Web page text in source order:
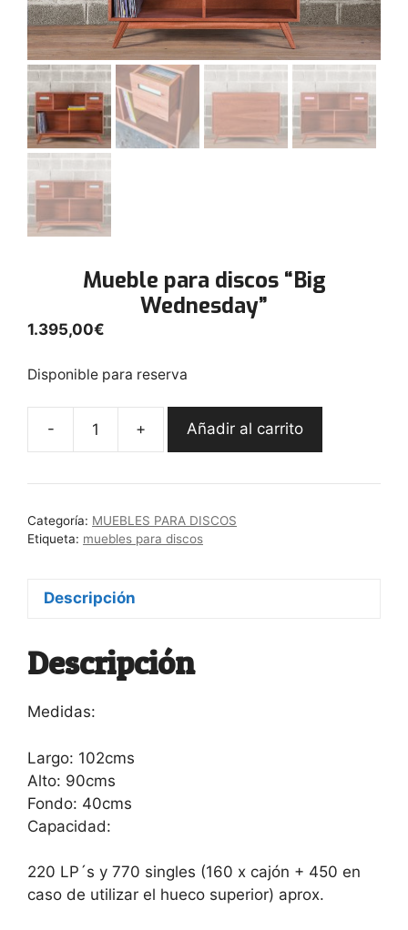
Mueble para discos “Big
Wednesday”
1.395,00€
Disponible para reserva
-
Mueble
discos
Wednesday”
+ Añadir al carrito
Categoría: MUEBLES PARA DISCOS
Etiqueta: muebles para discos
Descripción
Descripción
Medidas:
Largo: 102cms
Alto: 90cms
Fondo: 40cms
Capacidad:
220 LP´s y 770 singles (160 x cajón + 450 en
caso de utilizar el hueco superior) aprox.